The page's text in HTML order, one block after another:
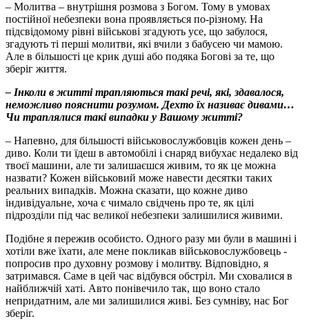
– Молитва – внутрішня розмова з Богом. Тому в умовах
постійної небезпеки вона проявляється по-різному. На
підсвідомому рівні військові згадують усе, що забулося,
згадують ті перші молитви, які вчили з бабусею чи мамою.
Але в більшості це крик душі або подяка Богові за те, що
зберіг життя.
– Інколи в житті трапляються такі речі, які, здавалося,
неможливо пояснити розумом. Дехто їх називає дивами…
Чи траплялися такі випадки у Вашому житті?
– Напевно, для більшості військовослужбовців кожен день –
диво. Коли ти їдеш в автомобілі і снаряд вибухає недалеко від
твоєї машини, але ти залишаєшся живим, то як це можна
назвати? Кожен військовий може навести десятки таких
реальних випадків. Можна сказати, що кожне диво
індивідуальне, хоча є чимало свідчень про те, як цілі
підрозділи під час великої небезпеки залишилися живими.
Подібне я пережив особисто. Одного разу ми були в машині і
хотіли вже їхати, але мене покликав військовослужбовець -
попросив про духовну розмову і молитву. Відповідно, я
затримався. Саме в цей час відбувся обстріл. Ми сховалися в
найближчій хаті. Авто понівечило так, що воно стало
непридатним, але ми залишилися живі. Без сумніву, нас Бог
зберіг.